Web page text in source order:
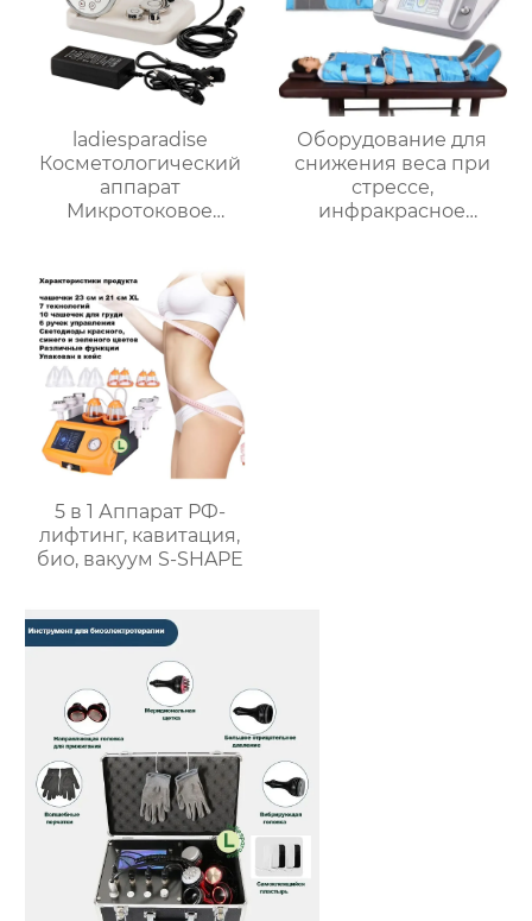
ladiesparadise
Косметологический
аппарат
Микротоковое
121
Оборудование для
снижения веса при
стрессе,
инфракрасное
5 в 1 Аппарат РФ-
лифтинг, кавитация,
био, вакуум S-SHAPE